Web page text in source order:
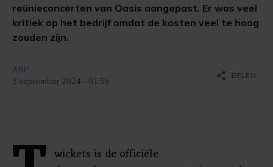
reünieconcerten van Oasis aangepast. Er was veel
kritiek op het bedrijf omdat de kosten veel te hoog
zouden zijn.
ANP
3 september 2024 - 01:56
share DELEN
wickets is de officiële